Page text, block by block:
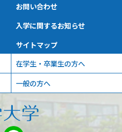
お問い合わせ
入学に関するお知らせ
サイトマップ
在学生・卒業生の方へ
一般の方へ